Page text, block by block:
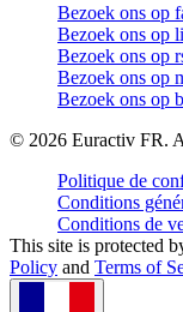
Bezoek ons op
Bezoek ons op
Bezoek ons op
Bezoek ons op
Bezoek ons op
© 2026 Euractiv FR.
Politique de
Conditions
Conditions de
This site is protected
Policy and Terms of